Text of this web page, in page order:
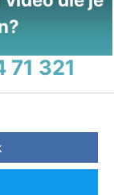
71 321